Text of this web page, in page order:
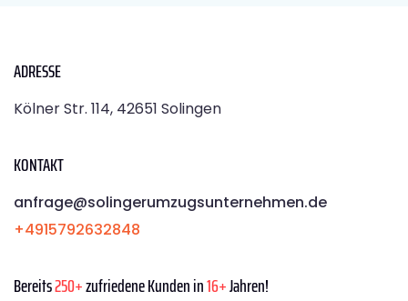
ADRESSE
Kölner Str. 114, 42651 Solingen
KONTAKT
anfrage@solingerumzugsunternehmen.de
+4915792632848
Bereits250+zufriedene Kunden in16+Jahren!